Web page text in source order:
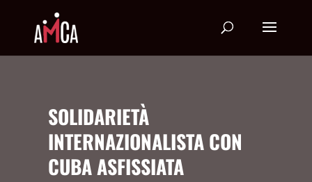
SOLIDARIETÀ
INTERNAZIONALISTA CON
CUBA ASFISSIATA